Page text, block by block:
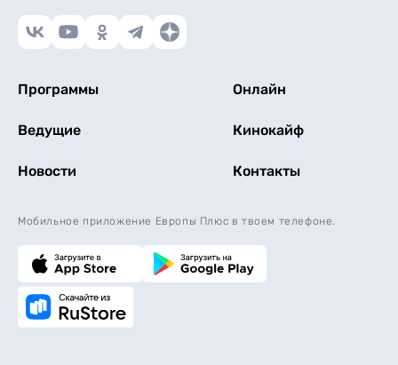
Программы Онлайн
Ведущие Кинокайф
Новости Контакты
Мобильное приложение Европы Плюс в твоем телефоне.